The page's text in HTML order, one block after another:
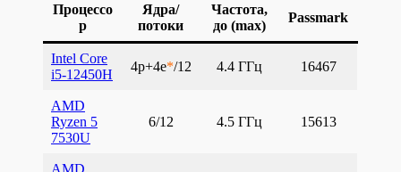
Процессо
р
Ядра/
потоки
Частота,
до (max)
Passmark
Intel Core
i5-12450H
4p+4e*/12 4.4 ГГц 16467
AMD
Ryzen 5
7530U
6/12 4.5 ГГц 15613
AMD